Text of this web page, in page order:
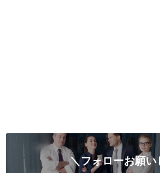
＼フォローお願い